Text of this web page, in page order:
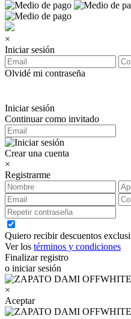
×
Iniciar sesión
Olvidé mi contraseña
Iniciar sesión
Continuar como invitado
Crear una cuenta
×
Registrarme
Quiero recibir descuentos
Ver los términos y condiciones
Finalizar registro
o iniciar sesión
×
Aceptar